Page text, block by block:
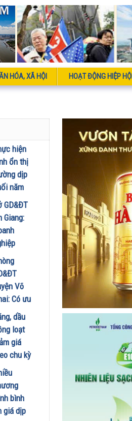
HÓA, XÃ HỘI HOẠT ĐỘNG HIỆP HỘI
hiện
ổn thị
dịp
năm
Tết Giáp
2024
2023
GD&ĐT
Giang:
liên
trúng
sátVõ
Có ưu
nhà
quen?
10/2021
dầu
loạt
giá
chu kỳ
Liên
Tài
–
bình
giá dịp